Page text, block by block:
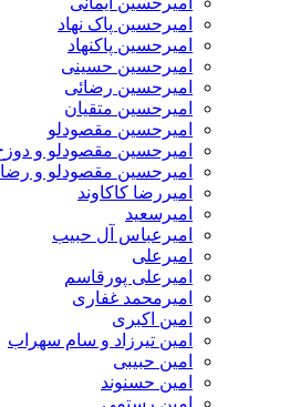
امیرحسین پاک نهاد
امیرحسین پاکنهاد
امیرحسین حسینی
امیرحسین رضائی
امیرحسین متقیان
امیرحسین مقصودلو
امیرحسین مقصودلو و دوزخ
امیرحسین مقصودلو و رضا پیشرو
امیررضا کاکاوند
امیرسعید
امیرعباس آل حبیب
امیرعلی
امیرعلی پورقاسم
امیرمحمد غفاری
امین اکبری
امین تیرزاد و سام سهراب
امین حبیبی
امین حسنوند